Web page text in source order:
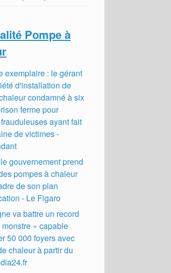
Pompe à
exemplaire : le gérant
d'installation de
condamné à six
ferme pour
ayant fait
de victimes -
gouvernement prend
pompes à chaleur
de son plan
- Le Figaro
va battre un record
» capable
50 000 foyers avec
chaleur à partir du